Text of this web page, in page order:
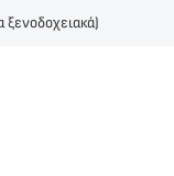
ξενοδοχειακά)